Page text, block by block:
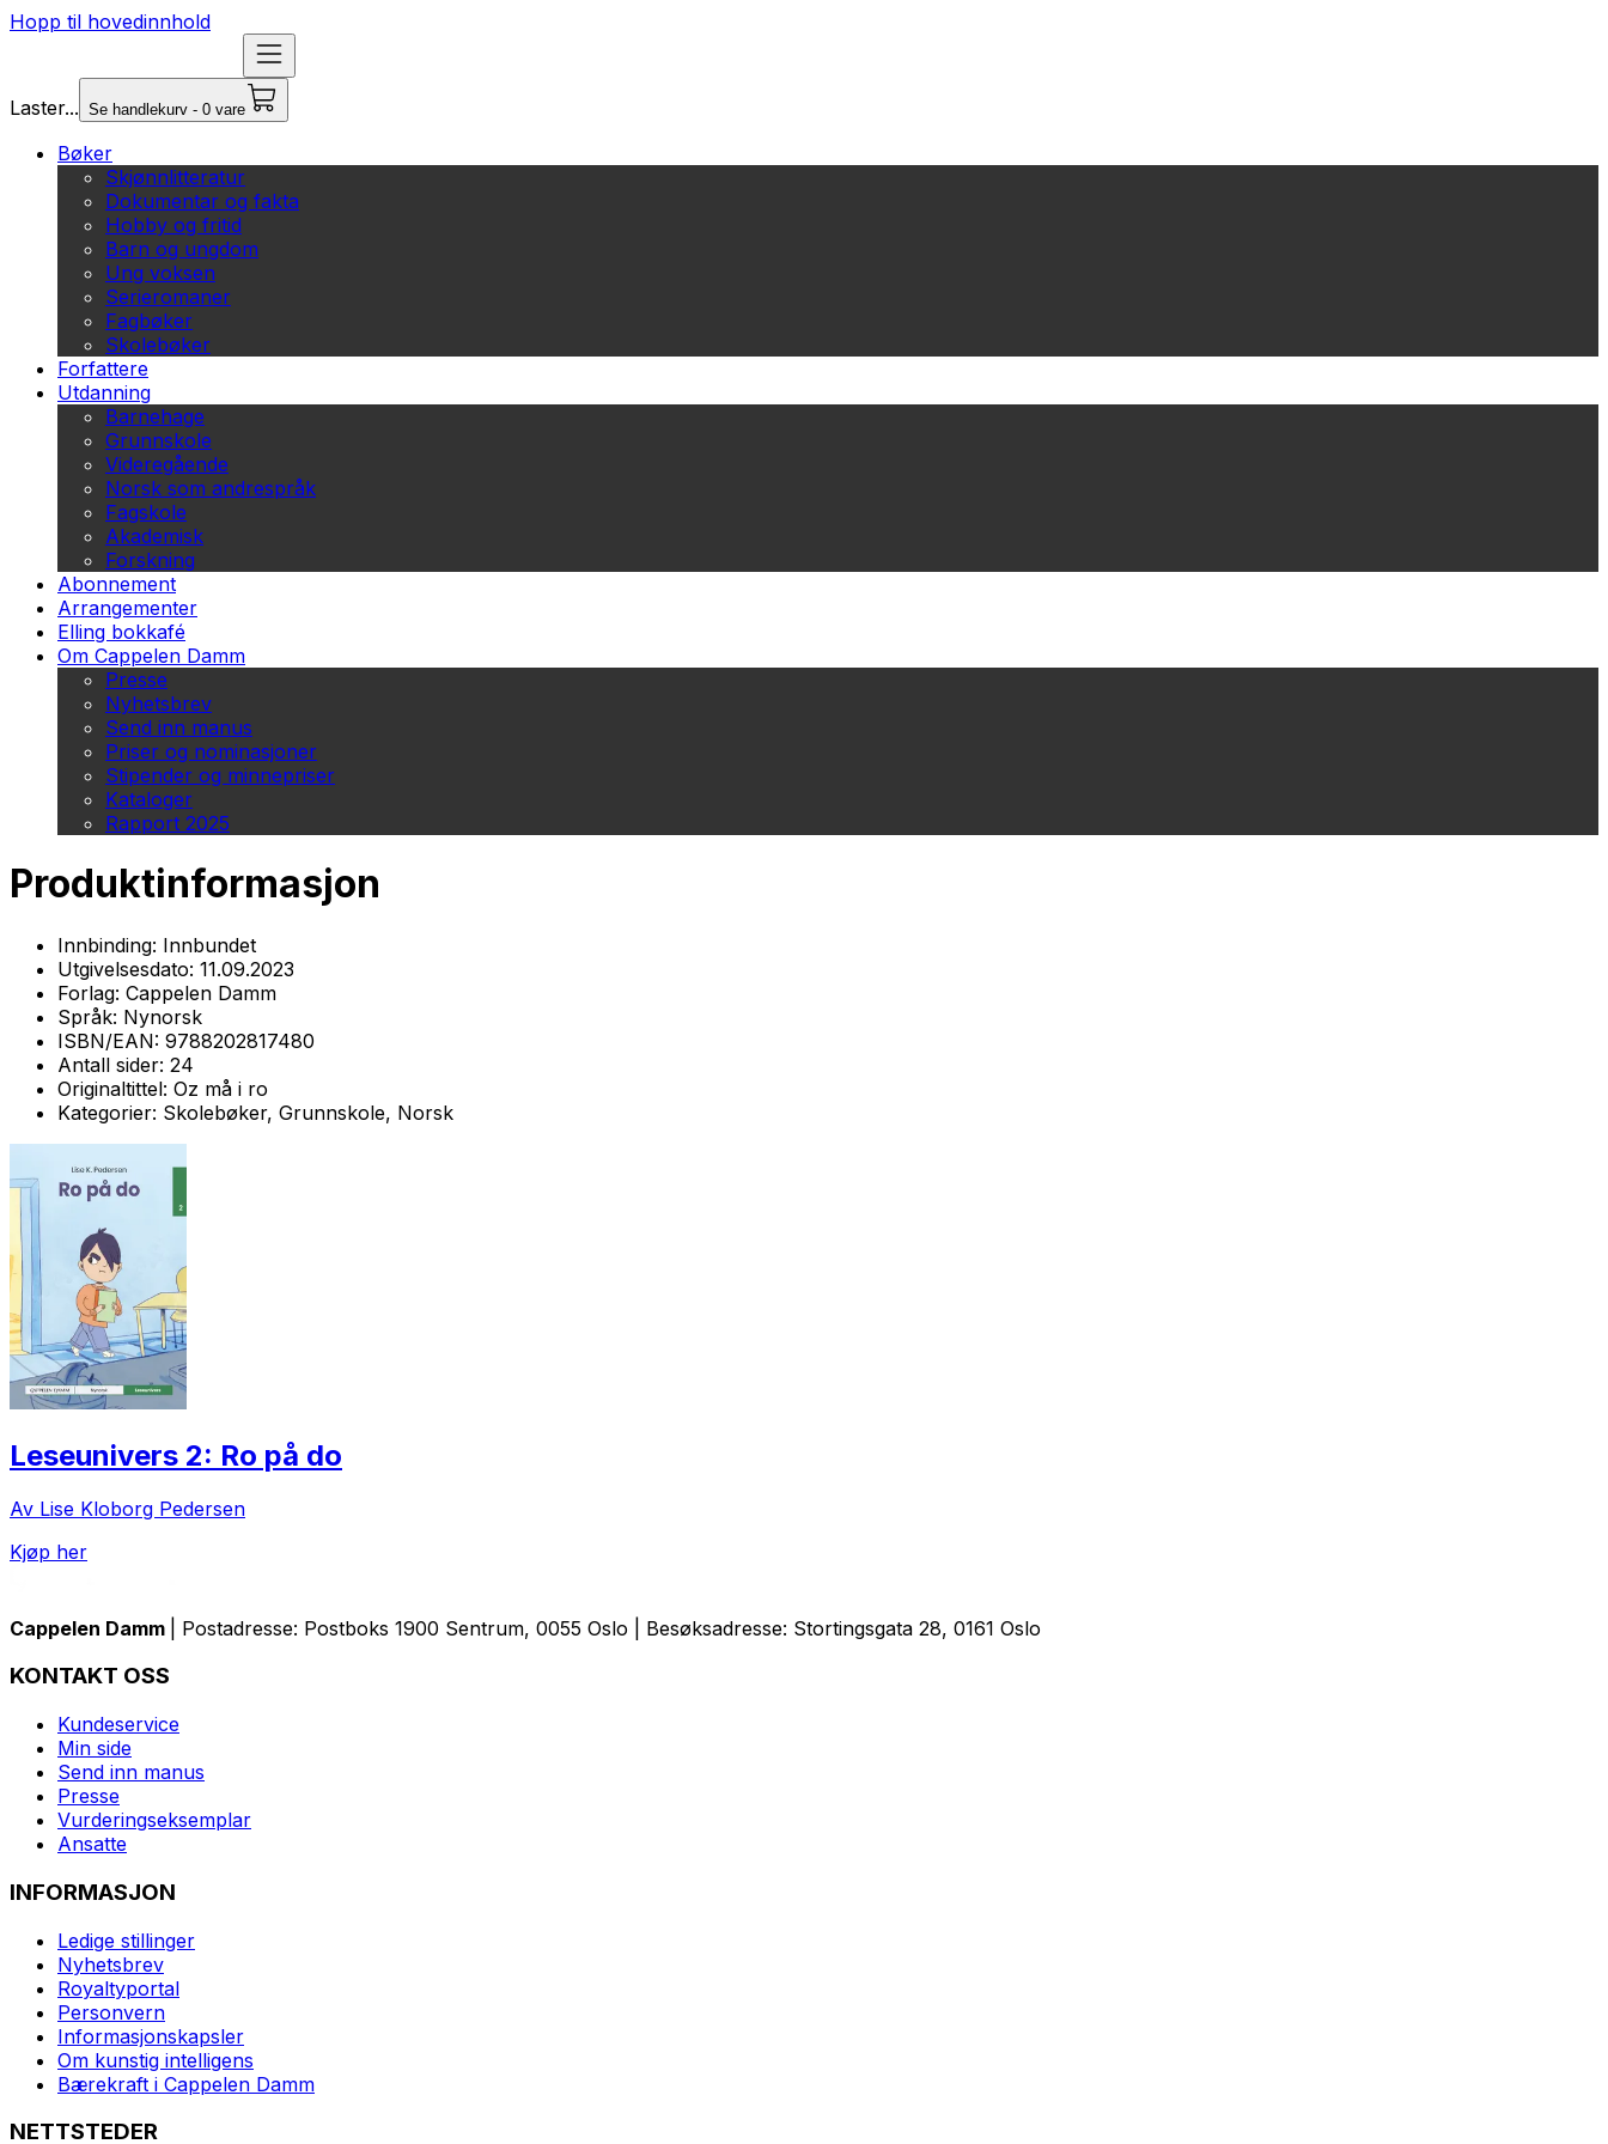
Hopp til hovedinnhold
Laster... Se handlekurv - 0 vare
Bøker
Skjønnlitteratur
Dokumentar og fakta
Hobby og fritid
Barn og ungdom
Ung voksen
Serieromaner
Fagbøker
Skolebøker
Forfattere
Utdanning
Barnehage
Grunnskole
Videregående
Norsk som andrespråk
Fagskole
Akademisk
Forskning
Abonnement
Arrangementer
Elling bokkafé
Om Cappelen Damm
Presse
Nyhetsbrev
Send inn manus
Priser og nominasjoner
Stipender og minnepriser
Kataloger
Rapport 2025
Produktinformasjon
Innbinding: Innbundet
Utgivelsesdato: 11.09.2023
Forlag: Cappelen Damm
Språk: Nynorsk
ISBN/EAN: 9788202817480
Antall sider: 24
Originaltittel: Oz må i ro
Kategorier: Skolebøker, Grunnskole, Norsk
Leseunivers 2: Ro på do
Av Lise Kloborg Pedersen
Kjøp her
Cappelen Damm | Postadresse: Postboks 1900 Sentrum, 0055 Oslo | Besøksadresse: Stortingsgata 28, 0161 Oslo
KONTAKT OSS
Kundeservice
Min side
Send inn manus
Presse
Vurderingseksemplar
Ansatte
INFORMASJON
Ledige stillinger
Nyhetsbrev
Royaltyportal
Personvern
Informasjonskapsler
Om kunstig intelligens
Bærekraft i Cappelen Damm
NETTSTEDER